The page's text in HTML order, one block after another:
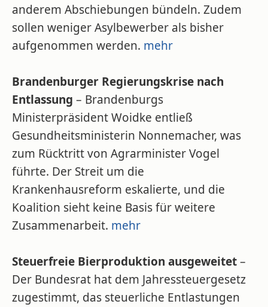
anderem Abschiebungen bündeln. Zudem
sollen weniger Asylbewerber als bisher
aufgenommen werden. mehr
Brandenburger Regierungskrise nach
Entlassung – Brandenburgs
Ministerpräsident Woidke entließ
Gesundheitsministerin Nonnemacher, was
zum Rücktritt von Agrarminister Vogel
führte. Der Streit um die
Krankenhausreform eskalierte, und die
Koalition sieht keine Basis für weitere
Zusammenarbeit. mehr
Steuerfreie Bierproduktion ausgeweitet–
Der Bundesrat hat dem Jahressteuergesetz
zugestimmt, das steuerliche Entlastungen